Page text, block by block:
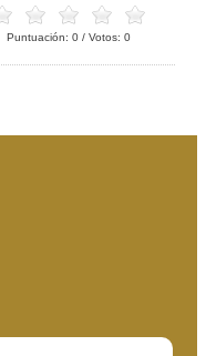
Puntuación: 0/ Votos: 0